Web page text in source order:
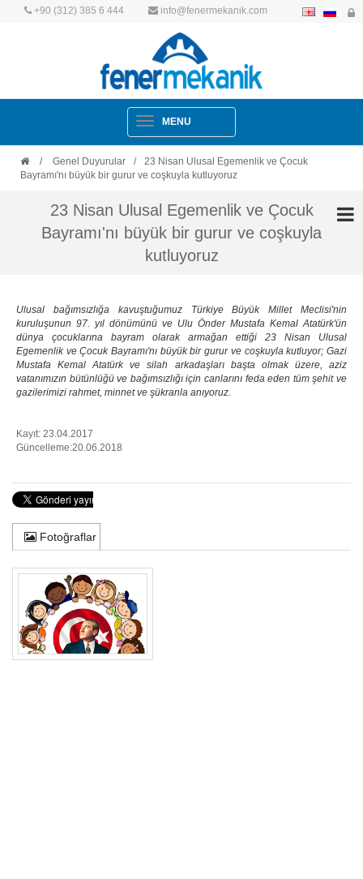
+90 (312) 385 6 444 info@fenermekanik.com
Navigation
MENU
/ Genel Duyurular /
23 Nisan Ulusal Egemenlik ve Çocuk
Bayramı'nı büyük bir gurur ve coşkuyla kutluyoruz
23 Nisan Ulusal Egemenlik ve Çocuk
Bayramı'nı büyük bir gurur ve coşkuyla
kutluyoruz
Ulusal bağımsızlığa kavuştuğumuz Türkiye Büyük Millet Meclisi'nin
kuruluşunun 97. yıl dönümünü ve Ulu Önder Mustafa Kemal Atatürk'ün
dünya çocuklarına bayram olarak armağan ettiği 23 Nisan Ulusal
Egemenlik ve Çocuk Bayramı'nı büyük bir gurur ve coşkuyla kutluyor; Gazi
Mustafa Kemal Atatürk ve silah arkadaşları başta olmak üzere, aziz
vatanımızın bütünlüğü ve bağımsızlığı için canlarını feda eden tüm şehit ve
gazilerimizi rahmet, minnet ve şükranla anıyoruz.
Kayıt: 23.04.2017
Güncelleme:20.06.2018
Fotoğraflar